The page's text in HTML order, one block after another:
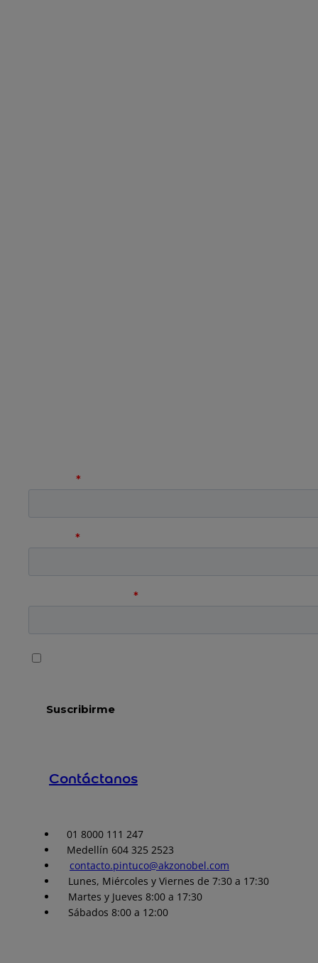
Contáctanos
01 8000 111 247
Medellín 604 325 2523
contacto.pintuco@akzonobel.com
Lunes, Miércoles y Viernes de 7:30 a 17:30
Martes y Jueves 8:00 a 17:30
Sábados 8:00 a 12:00